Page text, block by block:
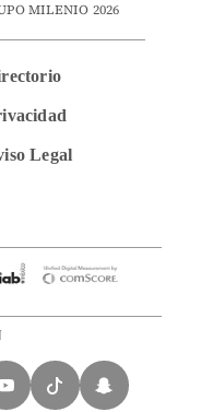
MILENIO 2026
Legal